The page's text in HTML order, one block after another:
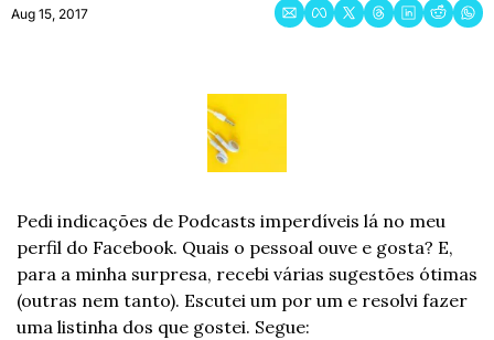
Aug 15, 2017
Pedi indicações de Podcasts imperdíveis lá no meu
perfil do Facebook. Quais o pessoal ouve e gosta? E,
para a minha surpresa, recebi várias sugestões ótimas
(outras nem tanto). Escutei um por um e resolvi fazer
uma listinha dos que gostei. Segue: